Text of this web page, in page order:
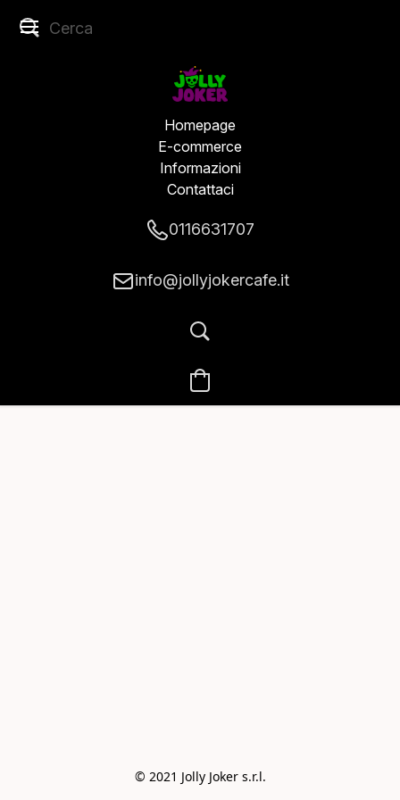
Homepage
E-commerce
Informazioni
Contattaci
0116631707
info@jollyjokercafe.it
© 2021 Jolly Joker s.r.l.